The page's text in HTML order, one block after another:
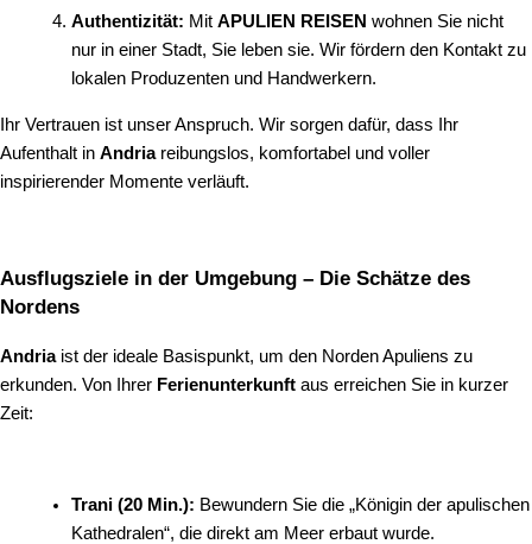
Authentizität: Mit APULIEN REISEN wohnen Sie nicht
nur in einer Stadt, Sie leben sie. Wir fördern den Kontakt zu
lokalen Produzenten und Handwerkern.
Ihr Vertrauen ist unser Anspruch. Wir sorgen dafür, dass Ihr
Aufenthalt in Andriareibungslos, komfortabel und voller
inspirierender Momente verläuft.
Ausflugsziele in der Umgebung – Die Schätze des
Nordens
Andriaist der ideale Basispunkt, um den Norden Apuliens zu
erkunden. Von Ihrer Ferienunterkunft aus erreichen Sie in kurzer
Zeit:
Trani (20 Min.): Bewundern Sie die „Königin der apulischen
Kathedralen“, die direkt am Meer erbaut wurde.